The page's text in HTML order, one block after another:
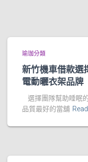
瑜珈分類
新竹機車借款選
電動曬衣架品牌
選擇團隊幫助睡眠
品質最好的當舖